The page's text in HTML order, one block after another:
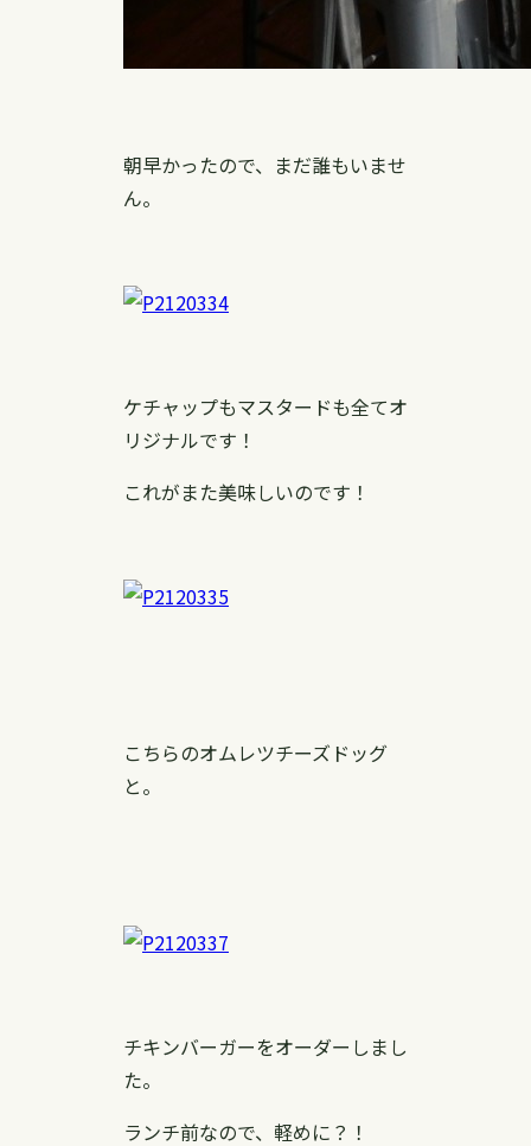
朝早かったので、まだ誰もいませ
ん。
ケチャップもマスタードも全てオ
リジナルです！
これがまた美味しいのです！
こちらのオムレツチーズドッグ
と。
チキンバーガーをオーダーしまし
た。
ランチ前なので、軽めに？！